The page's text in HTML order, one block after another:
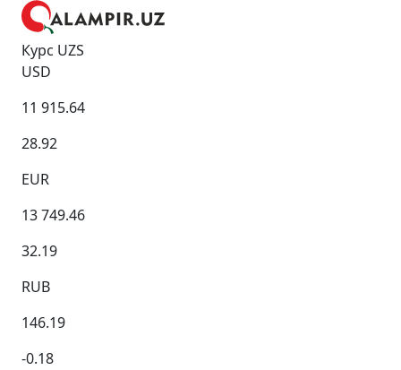
Курс UZS
USD
11 915.64
28.92
EUR
13 749.46
32.19
RUB
146.19
-0.18